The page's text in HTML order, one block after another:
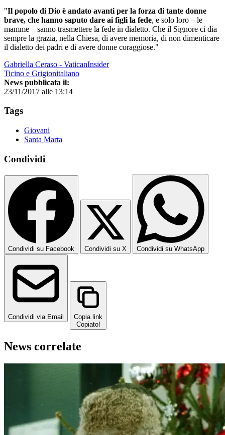
"Il popolo di Dio è andato avanti per la forza di tante donne
brave, che hanno saputo dare ai figli la fede, e solo loro – le
mamme – sanno trasmettere la fede in dialetto. Che il Signore ci dia
sempre la grazia, nella Chiesa, di avere memoria, di non dimenticare
il dialetto dei padri e di avere donne coraggiose."
Gabriella Ceraso - VaticanInsider
Ticino e Grigionitaliano
News pubblicata il:
23/11/2017 alle 13:14
Tags
Giovani
Santa Marta
Condividi
Condividi su Facebook Condividi su X Condividi su WhatsApp
Condividi via Email
Copia link
Copiato!
News correlate